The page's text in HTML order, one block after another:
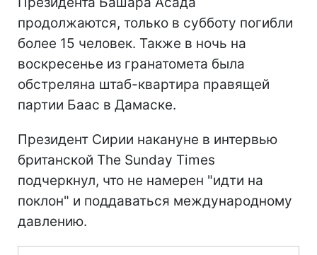
продолжаются, только в субботу погибли
более 15 человек. Также в ночь на
воскресенье из гранатомета была
обстреляна штаб-квартира правящей
партии Баас в Дамаске.
Президент Сирии накануне в интервью
британской The Sunday Times
подчеркнул, что не намерен "идти на
поклон" и поддаваться международному
давлению.